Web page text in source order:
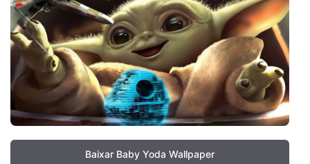
Baixar Baby Yoda Wallpaper